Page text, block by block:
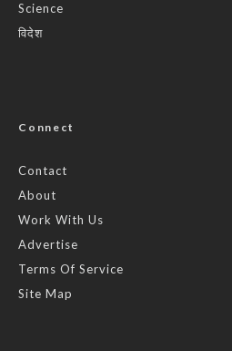
Science
विदेश
Connect
Contact
About
Work With Us
Advertise
Terms Of Service
Site Map